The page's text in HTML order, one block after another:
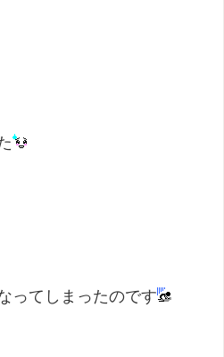
ってしまったのです